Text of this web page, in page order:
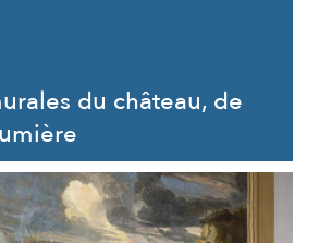
du château, de